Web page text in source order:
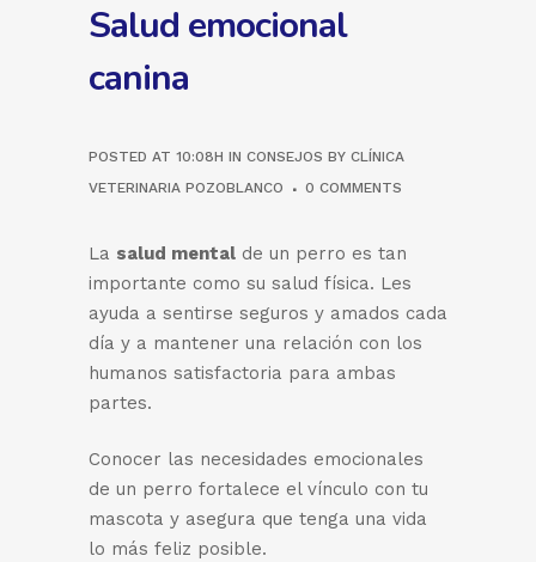
Salud emocional
canina
POSTED AT 10:08H IN CONSEJOS BY CLÍNICA
VETERINARIA POZOBLANCO
0 COMMENTS
La salud mental de un perro es tan
importante como su salud física. Les
ayuda a sentirse seguros y amados cada
día y a mantener una relación con los
humanos satisfactoria para ambas
partes.
Conocer las necesidades emocionales
de un perro fortalece el vínculo con tu
mascota y asegura que tenga una vida
lo más feliz posible.